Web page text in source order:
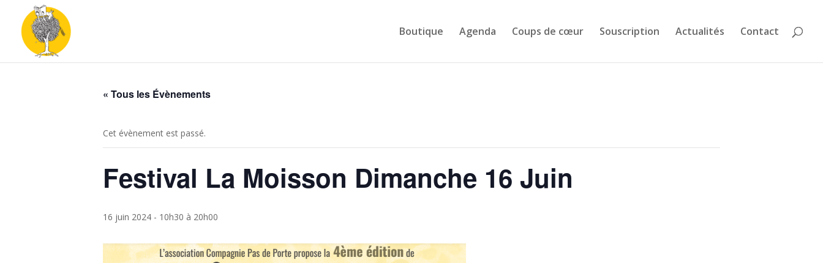
Boutique Agenda Coups de cœur Souscription Actualités Contact
« Tous les Évènements
Cet évènement est passé.
Festival La Moisson Dimanche 16 Juin
16 juin 2024 - 10h30 à 20h00